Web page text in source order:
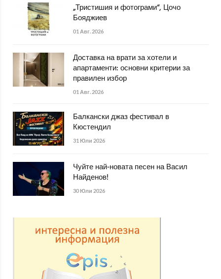
„Тристишия и фотограми“, Цочо
Бояджиев
01 Авг. 2026
Доставка на врати за хотели и
апартаменти: основни критерии за
правилен избор
01 Авг. 2026
Балкански джаз фестивал в
Кюстендил
31 Юли 2026
Чуйте най-новата песен на Васил
Найденов!
30 Юли 2026